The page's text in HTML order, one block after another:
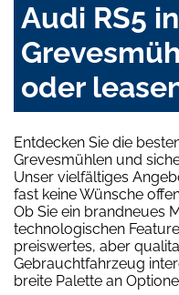
Audi RS5 in
oder
Entdecken Sie die
Grevesmühlen und
Unser vielfältiges
fast keine Wünsche
Ob Sie ein brandneues
technologischen
preiswertes, aber
Gebrauchtfahrzeug
breite Palette an